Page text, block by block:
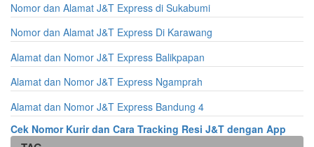
Nomor dan Alamat J&T Express di Sukabumi
Nomor dan Alamat J&T Express Di Karawang
Alamat dan Nomor J&T Express Balikpapan
Alamat dan Nomor J&T Express Ngamprah
Alamat dan Nomor J&T Express Bandung 4
Cek Nomor Kurir dan Cara Tracking Resi J&T dengan App